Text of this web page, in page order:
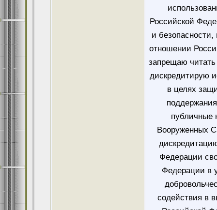
Российской
и безопасности,
отношении
запрещаю читать
дискредитирую
в целях
публичные
Вооруженных
Федерации
Федерации в
содействия в